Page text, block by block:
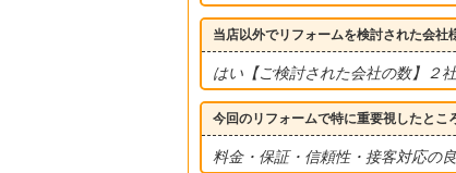
当店以外でリフォームを検討された会社
はい【ご検討された会社の数】２
今回のリフォームで特に重要視したとこ
料金・保証・信頼性・接客対応の